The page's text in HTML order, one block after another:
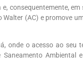
consequentemente,
(AC) e promove
onde o acesso ao seu
Ambiental